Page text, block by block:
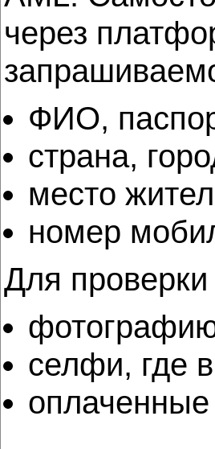
через
ФИО,
страна,
место
номер
Для проверки
селфи, где